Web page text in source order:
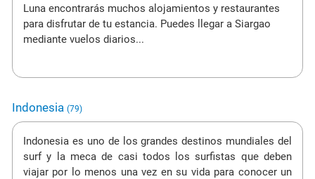
Luna encontrarás muchos alojamientos y restaurantes
para disfrutar de tu estancia. Puedes llegar a Siargao
mediante vuelos diarios...
Indonesia (79)
Indonesia es uno de los grandes destinos mundiales del
surf y la meca de casi todos los surfistas que deben
viajar por lo menos una vez en su vida para conocer un